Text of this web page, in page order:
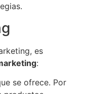
es
:
se ofrece. Por